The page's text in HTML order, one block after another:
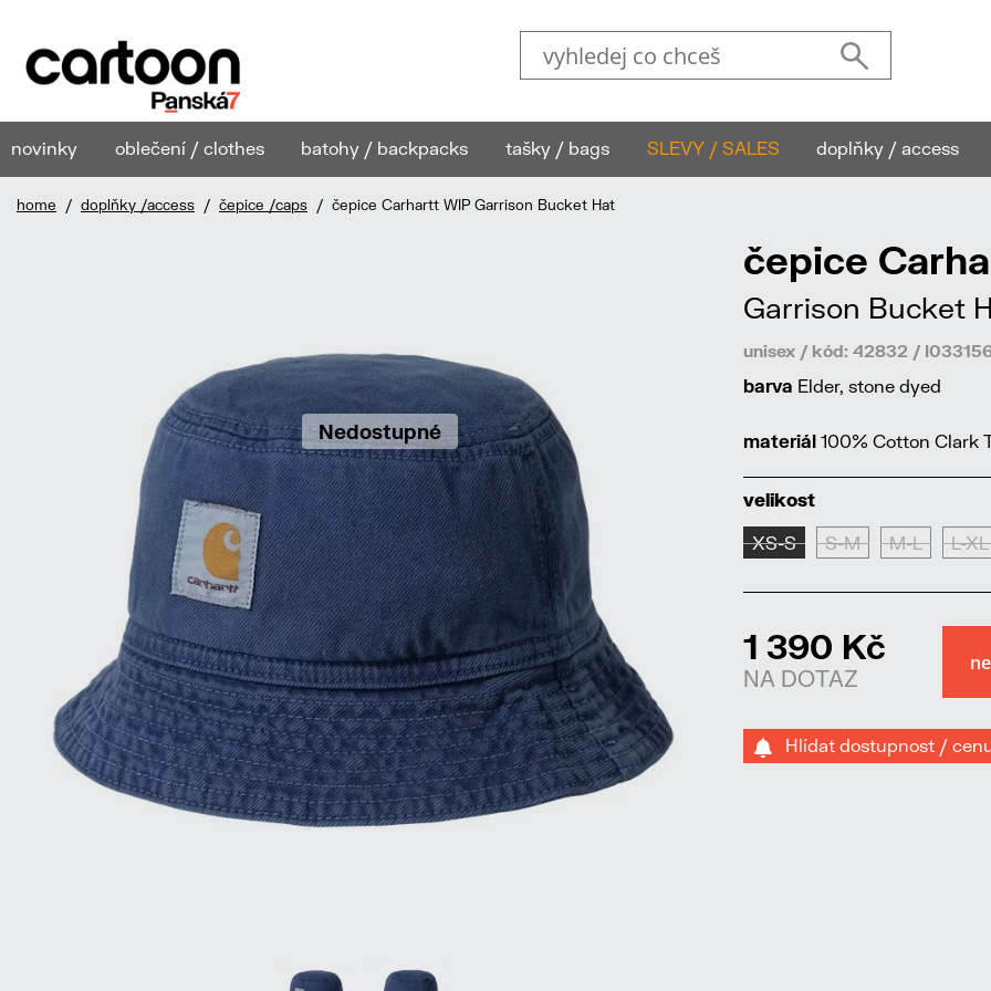
novinky oblečení / clothes batohy / backpacks tašky / bags SLEVY / SALES doplňky / access
home / doplňky /access / čepice /caps / čepice Carhartt WIP Garrison Bucket Hat
Nedostupné
čepice
Garrison Bucket
unisex / kód: 42832 /
barva Elder, stone dyed
materiál 100% Cotton Clark
velikost
XS-S S-M M-L L-XL
1 390 Kč
NA DOTAZ
Hlídat dostupnost /